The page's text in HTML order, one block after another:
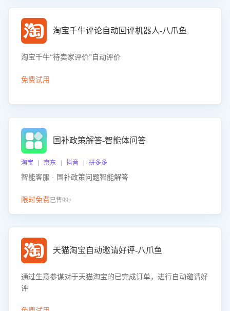
淘宝千牛评论自动回评机器人-八爪鱼
淘宝千牛“待卖家评价”自动评价
免费试用
国补政策解答-智能体问答
淘宝 | 京东 | 抖音 | 拼多多
智能客服 · 国补政策问题智能解答
限时免费已售99+
天猫淘宝自动邀请好评-八爪鱼
通过生意参谋对于天猫淘宝的已完成订单，进行自动邀请好
评